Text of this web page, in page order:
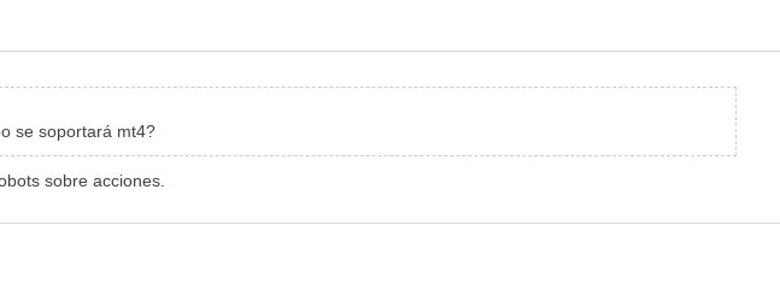
se soportará mt4?
sobre acciones.